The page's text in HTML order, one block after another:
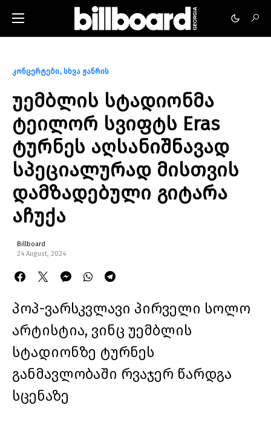
კონცერტები სხვა ჟანრის
უემბლის სტადიონმა
ტეილორ სვიფტს Eras
ტურნეს აღსანიშნავად
სპეციალურად მისთვის
დამზადებული გიტარა
აჩუქა
Billboard
24 August, 2024
პოპ-ვარსკვლავი პირველი სოლო
არტისტია, ვინც უემბლის
სტადიონზე ტურნეს
განმავლობაში რვაჯერ წარდგა
სცენაზე